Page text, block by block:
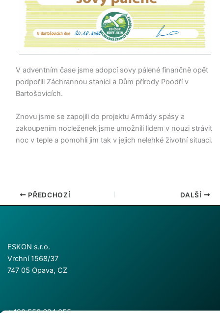
V adventním čase jsme adopcí sovy pálené finančně opět
podpořili Záchrannou stanici a Dům přírody Poodří v
Bartošovicích.
Znovu jsme se zapojili do projektu Armády spásy a
zakoupením nocleženek jsme umožnili lidem v nouzi strávit
noc v teple a pomohli jim tak v jejich nelehké životní situaci.
PŘEDCHOZÍ DALŠÍ
ESKON s.r.o.
Vrchní 1568/37
747 05 Opava, CZ